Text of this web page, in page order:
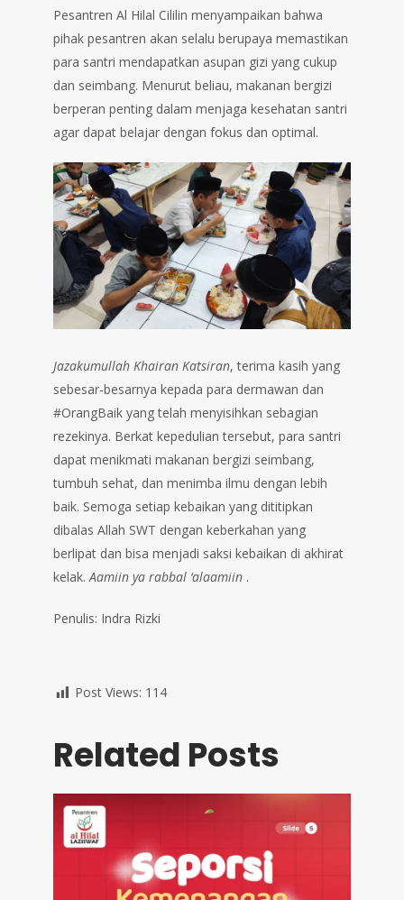
Pesantren Al Hilal Cililin menyampaikan bahwa
pihak pesantren akan selalu berupaya memastikan
para santri mendapatkan asupan gizi yang cukup
dan seimbang. Menurut beliau, makanan bergizi
berperan penting dalam menjaga kesehatan santri
agar dapat belajar dengan fokus dan optimal.
Jazakumullah Khairan Katsiran, terima kasih yang
sebesar-besarnya kepada para dermawan dan
#OrangBaik yang telah menyisihkan sebagian
rezekinya. Berkat kepedulian tersebut, para santri
dapat menikmati makanan bergizi seimbang,
tumbuh sehat, dan menimba ilmu dengan lebih
baik. Semoga setiap kebaikan yang dititipkan
dibalas Allah SWT dengan keberkahan yang
berlipat dan bisa menjadi saksi kebaikan di akhirat
kelak.Aamiin ya rabbal ‘alaamiin .
Penulis: Indra Rizki
Post Views: 114
Related Posts